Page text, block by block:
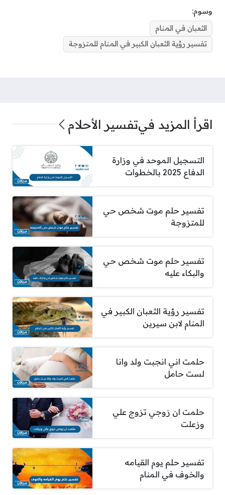
وسوم:
الثعبان في المنام
تفسير رؤية الثعبان الكبير في المنام للمتزوجة
اقرأ المزيد فيتفسير الأحلام
التسجيل الموحد في وزارة
الدفاع 2025 بالخطوات
تفسير حلم موت شخص حي
للمتزوجة
تفسير حلم موت شخص حي
والبكاء عليه
تفسير رؤية الثعبان الكبير في
المنام لابن سيرين
حلمت اني انجبت ولد وانا
لست حامل
حلمت ان زوجي تزوج علي
وزعلت
تفسير حلم يوم القيامه
والخوف في المنام